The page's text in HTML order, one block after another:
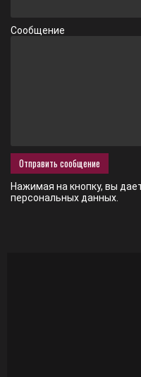
Сообщение
Нажимая на кнопку, вы
персональных данных.